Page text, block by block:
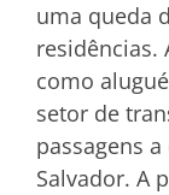
uma queda
residências.
como
setor de
passagens
Salvador. A